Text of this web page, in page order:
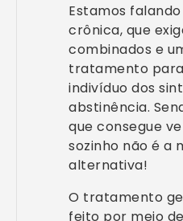
Estamos
crônica, que
combinados e
tratamento
indivíduo dos
abstinência.
que consegue
sozinho não é a
alternativa!
O tratamento
feito por meio